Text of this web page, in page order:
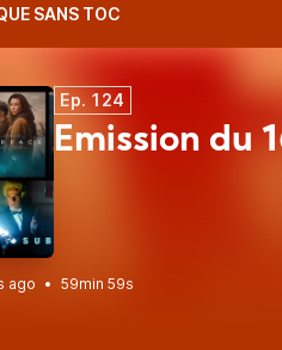
SANS TOC
Ep. 124
Émission du
ago • 59min 59s